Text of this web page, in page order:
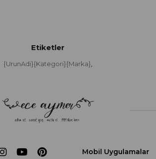
Etiketler
{UrunAdi}{Kategori}{Marka},
Mobil Uygulamalar